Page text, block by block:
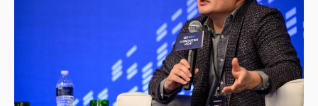
세라젬, 현대모비스와 같은 글로벌 리더에 이르기까지 세계 무대에서 혁신과
기술력을 선보였다"고 평가했다. 이어 "(한국 기술 커뮤니티와) 함께 혁신을
통해 글로벌 과제에 대응하고 더 나은 미래를 만들어 나갈 수 있을 것"이라며
내년 CES2026에 대한 기대감을 내비쳤다.켈리 부사장은 마지막으로 "한국의
활기찬 기술 커뮤니티와의 지속적인 파트너십을 환영하며 감사의 뜻을
전한다"고 밝혔다.